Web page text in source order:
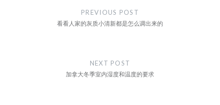
PREVIOUS POST
看看人家的灰质小清新都是怎么调出来的
NEXT POST
加拿大冬季室内湿度和温度的要求